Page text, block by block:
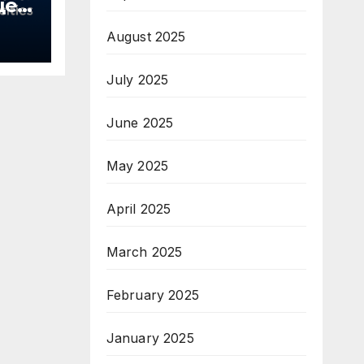
August 2025
July 2025
June 2025
May 2025
April 2025
March 2025
February 2025
January 2025